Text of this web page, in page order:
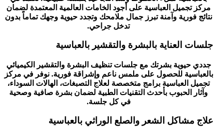
مركز تجميل العباسية على أجود الخامات العالمية المعتمدة لضمان
نتائج فورية وآمنة تبرز جمال ملامحك وتجدد حيوية وجهك تماماً بدون
تدخل جراحي.
جلسات العناية بالبشرة والتقشير بالعباسية
جددي حيوية بشرتك مع جلسات تنظيف البشرة والتقشير الكيميائي
بالعباسية للحصول على ملمس ناعم وإشراقة فورية. نوفر في مركز
تجميل العباسية برامج متخصصة لعلاج التصبغات، الهالات السوداء،
وآثار الحبوب بأحدث التقنيات الطبية لضمان بشرة صافية وصحية
في كل جلسة.
علاج مشاكل الشعر والصلع الوراثي بالعباسية